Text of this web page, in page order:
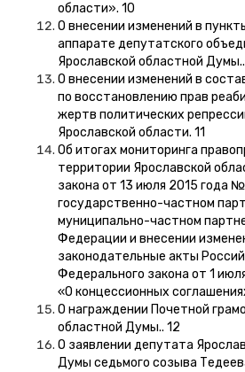
области». 10
О внесении изменений в
аппарате депутатского
Ярославской областной Думы..
О внесении изменений в
по восстановлению прав
жертв политических
Ярославской области. 11
Об итогах мониторинга
территории Ярославской
закона от 13 июля 2015 года
государственно-частном
муниципально-частном
Федерации и внесении
законодательные акты
Федерального закона от 1
«О концессионных
О награждении Почетной
областной Думы.. 12
О заявлении депутата
Думы седьмого созыва